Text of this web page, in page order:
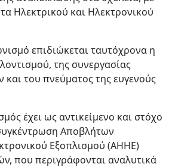
Ηλεκτρικού και Ηλεκτρονικού
επιδιώκεται ταυτόχρονα η
της συνεργασίας
του πνεύματος της ευγενούς
έχει ως αντικείμενο και στόχο
Αποβλήτων
Εξοπλισμού (ΑΗΗΕ)
που περιγράφονται αναλυτικά